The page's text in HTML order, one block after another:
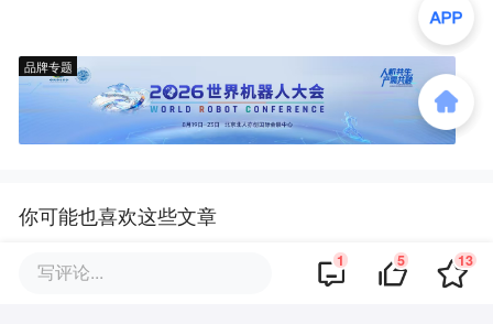
品牌专题
你可能也喜欢这些文章
美团，正在退到AI身后
写评论... 1 5 13